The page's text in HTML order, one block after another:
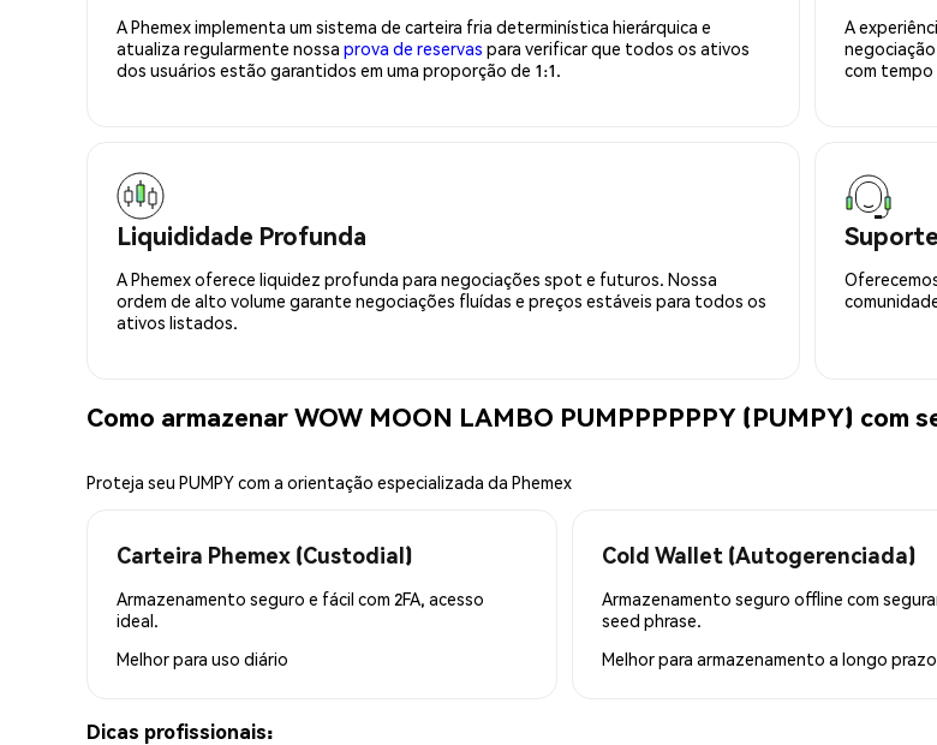
A Phemex implementa um sistema de carteira fria determinística hierárquica e
atualiza regularmente nossa prova de reservas para verificar que todos os ativos
dos usuários estão garantidos em uma proporção de 1:1.
A
com
Liquididade Profunda
A Phemex oferece liquidez profunda para negociações spot e futuros. Nossa
ordem de alto volume garante negociações fluídas e preços estáveis para todos os
ativos listados.
Como armazenar WOW MOON LAMBO PUMPPPPPPY (PUMPY) com
Proteja seu PUMPY com a orientação especializada da Phemex
Carteira Phemex (Custodial)
Armazenamento seguro e fácil com 2FA, acesso
ideal.
Melhor para uso diário
Cold Wallet (Autogerenciada)
Armazenamento seguro offline com
seed phrase.
Melhor para armazenamento a longo prazo
Dicas profissionais: